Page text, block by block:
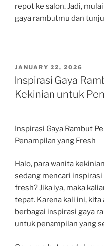
repot ke salon. Jadi,
gaya rambutmu dan
POSTED
ON
JANUARY 22, 2026
Inspirasi Gaya
Kekinian untuk
Inspirasi Gaya Rambut
Penampilan yang Fresh
Halo, para wanita
sedang mencari
fresh? Jika iya, maka
tepat. Karena kali ini,
berbagai inspirasi gaya
untuk penampilan yang